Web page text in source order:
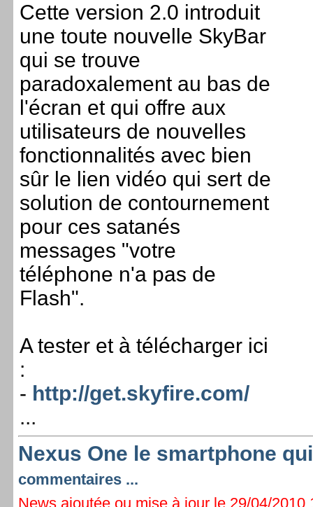
Cette version 2.0 introduit
une toute nouvelle SkyBar
qui se trouve
paradoxalement au bas de
l'écran et qui offre aux
utilisateurs de nouvelles
fonctionnalités avec bien
sûr le lien vidéo qui sert de
solution de contournement
pour ces satanés
messages "votre
téléphone n'a pas de
Flash".
A tester et à télécharger ici
:
- http://get.skyfire.com/
...
Nexus One le smartphone
commentaires ...
News ajoutée ou mise à jour le 29/04/2010